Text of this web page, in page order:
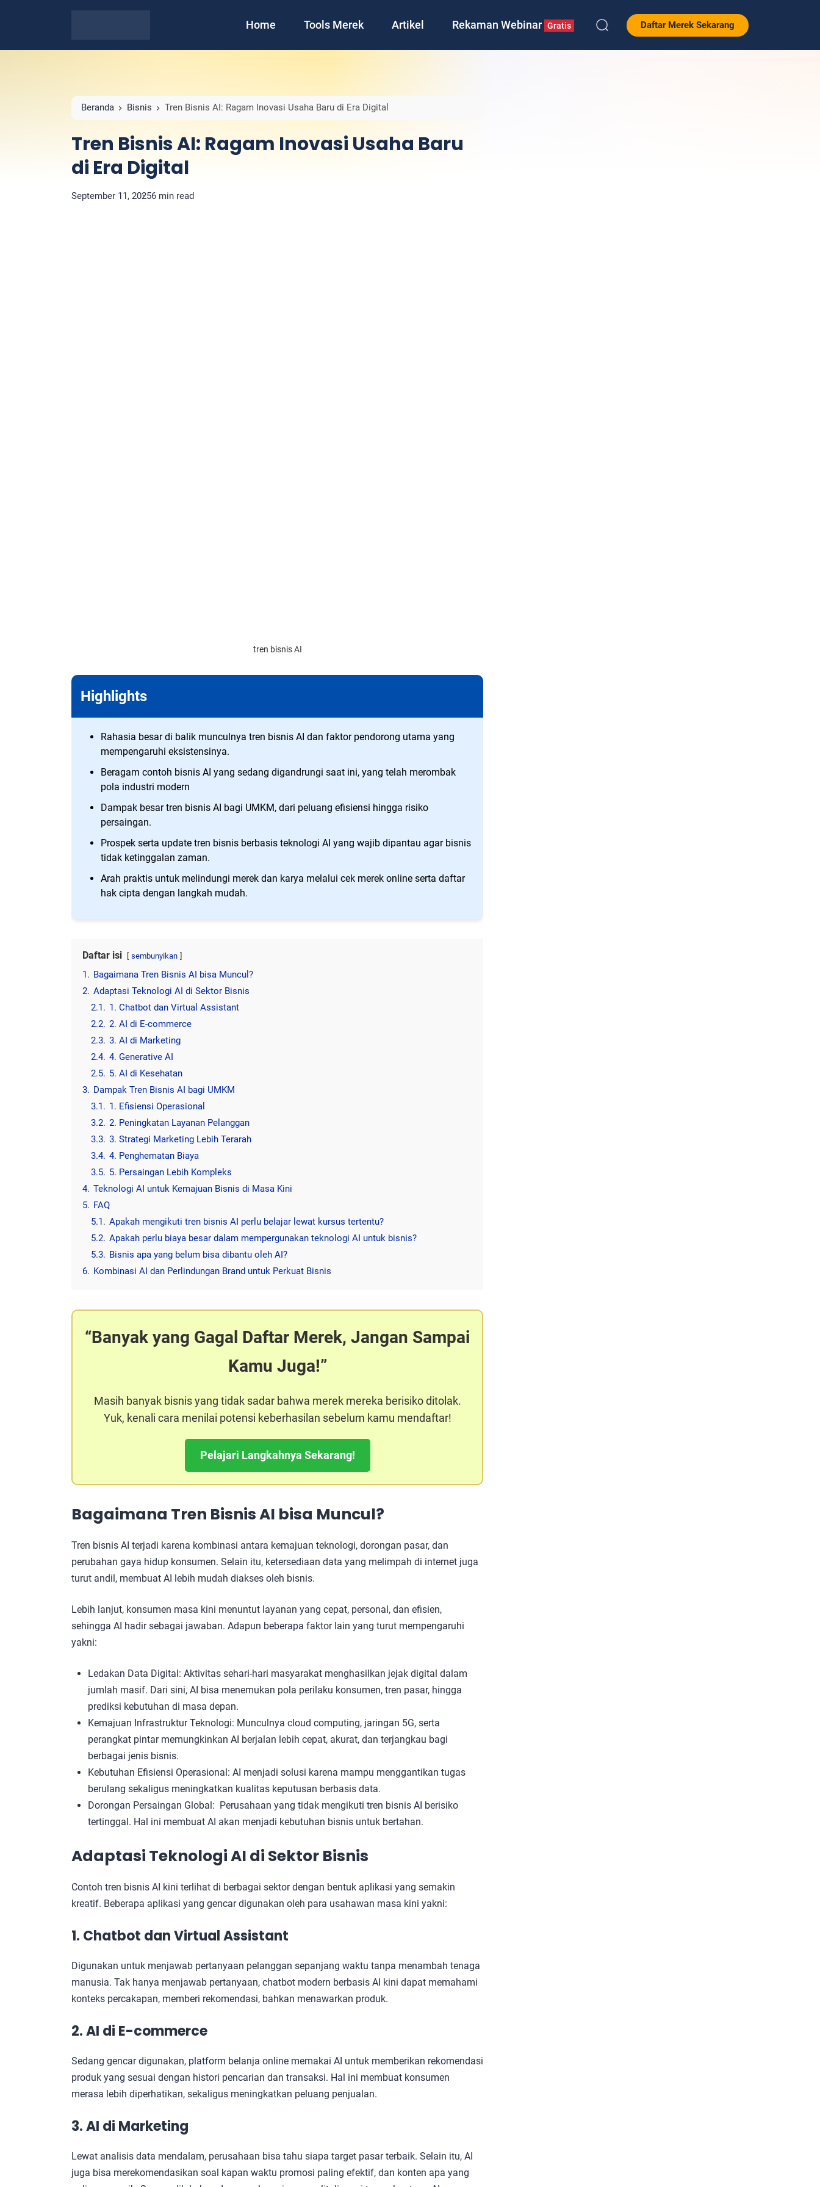
Home Tools Merek Artikel Rekaman Webinar Gratis Daftar Merek Sekarang
Beranda Bisnis Tren Bisnis AI: Ragam Inovasi Usaha Baru di Era Digital
Tren Bisnis AI: Ragam Inovasi Usaha Baru
di Era Digital
September 11, 20256 min read
tren bisnis AI
Highlights
Rahasia besar di balik munculnya tren bisnis AI dan faktor pendorong utama yang
mempengaruhi eksistensinya.
Beragam contoh bisnis AI yang sedang digandrungi saat ini, yang telah merombak
pola industri modern
Dampak besar tren bisnis AI bagi UMKM, dari peluang efisiensi hingga risiko
persaingan.
Prospek serta update tren bisnis berbasis teknologi AI yang wajib dipantau agar bisnis
tidak ketinggalan zaman.
Arah praktis untuk melindungi merek dan karya melalui cek merek online serta daftar
hak cipta dengan langkah mudah.
Daftar isi sembunyikan
1. Bagaimana Tren Bisnis AI bisa Muncul?
2. Adaptasi Teknologi AI di Sektor Bisnis
2.1. 1. Chatbot dan Virtual Assistant
2.2. 2. AI di E-commerce
2.3. 3. AI di Marketing
2.4. 4. Generative AI
2.5. 5. AI di Kesehatan
3. Dampak Tren Bisnis AI bagi UMKM
3.1. 1. Efisiensi Operasional
3.2. 2. Peningkatan Layanan Pelanggan
3.3. 3. Strategi Marketing Lebih Terarah
3.4. 4. Penghematan Biaya
3.5. 5. Persaingan Lebih Kompleks
4. Teknologi AI untuk Kemajuan Bisnis di Masa Kini
5. FAQ
5.1. Apakah mengikuti tren bisnis AI perlu belajar lewat kursus tertentu?
5.2. Apakah perlu biaya besar dalam mempergunakan teknologi AI untuk bisnis?
5.3. Bisnis apa yang belum bisa dibantu oleh AI?
6. Kombinasi AI dan Perlindungan Brand untuk Perkuat Bisnis
Banyak yang Gagal Daftar Merek, Jangan Sampai
Kamu Juga!
Masih banyak bisnis yang tidak sadar bahwa merek mereka berisiko ditolak.
Yuk, kenali cara menilai potensi keberhasilan sebelum kamu mendaftar!
Pelajari Langkahnya Sekarang!
Bagaimana Tren Bisnis AI bisa Muncul?
Tren bisnis AI terjadi karena kombinasi antara kemajuan teknologi, dorongan pasar, dan
perubahan gaya hidup konsumen. Selain itu, ketersediaan data yang melimpah di internet juga
turut andil, membuat AI lebih mudah diakses oleh bisnis.
Lebih lanjut, konsumen masa kini menuntut layanan yang cepat, personal, dan efisien,
sehingga AI hadir sebagai jawaban. Adapun beberapa faktor lain yang turut mempengaruhi
yakni:
Ledakan Data Digital: Aktivitas sehari-hari masyarakat menghasilkan jejak digital dalam
jumlah masif. Dari sini, AI bisa menemukan pola perilaku konsumen, tren pasar, hingga
prediksi kebutuhan di masa depan.
Kemajuan Infrastruktur Teknologi: Munculnya cloud computing, jaringan 5G, serta
perangkat pintar memungkinkan AI berjalan lebih cepat, akurat, dan terjangkau bagi
berbagai jenis bisnis.
Kebutuhan Efisiensi Operasional: AI menjadi solusi karena mampu menggantikan tugas
berulang sekaligus meningkatkan kualitas keputusan berbasis data.
Dorongan Persaingan Global: Perusahaan yang tidak mengikuti tren bisnis AI berisiko
tertinggal. Hal ini membuat AI akan menjadi kebutuhan bisnis untuk bertahan.
Adaptasi Teknologi AI di Sektor Bisnis
Contoh tren bisnis AI kini terlihat di berbagai sektor dengan bentuk aplikasi yang semakin
kreatif. Beberapa aplikasi yang gencar digunakan oleh para usahawan masa kini yakni:
1. Chatbot dan Virtual Assistant
Digunakan untuk menjawab pertanyaan pelanggan sepanjang waktu tanpa menambah tenaga
manusia. Tak hanya menjawab pertanyaan, chatbot modern berbasis AI kini dapat memahami
konteks percakapan, memberi rekomendasi, bahkan menawarkan produk.
2. AI di E-commerce
Sedang gencar digunakan, platform belanja online memakai AI untuk memberikan rekomendasi
produk yang sesuai dengan histori pencarian dan transaksi. Hal ini membuat konsumen
merasa lebih diperhatikan, sekaligus meningkatkan peluang penjualan.
3. AI di Marketing
Lewat analisis data mendalam, perusahaan bisa tahu siapa target pasar terbaik. Selain itu, AI
juga bisa merekomendasikan soal kapan waktu promosi paling efektif, dan konten apa yang